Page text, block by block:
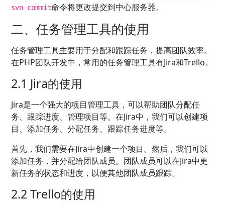
svn commit命令将更改提交到中心服务器。
二、任务管理工具的使用
任务管理工具主要用于分配和跟踪任务，提高团队效率。
在PHP团队开发中，常用的任务管理工具有Jira和Trello。
2.1 Jira的使用
Jira是一个强大的项目管理工具，可以帮助团队分配任
务、跟踪进度、管理项目等。在Jira中，我们可以创建项
目、添加任务、分配任务、跟踪任务进度等。
首先，我们需要在Jira中创建一个项目。然后，我们可以
添加任务，并分配给团队成员。团队成员可以在Jira中更
新任务的状态和进度，以便其他团队成员跟踪。
2.2 Trello的使用